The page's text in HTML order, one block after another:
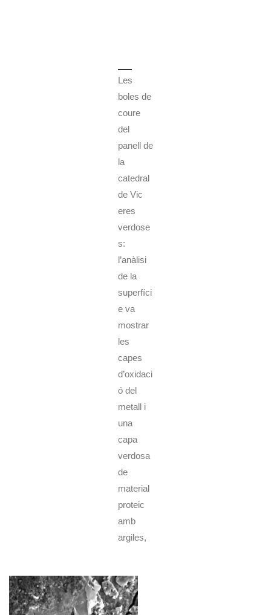
Les
boles de
coure
del
panell de
la
catedral
de Vic
eres
verdose
s:
l’anàlisi
de la
superfíci
e va
mostrar
les
capes
d’oxidaci
ó del
metall i
una
capa
verdosa
de
material
proteic
amb
argiles,